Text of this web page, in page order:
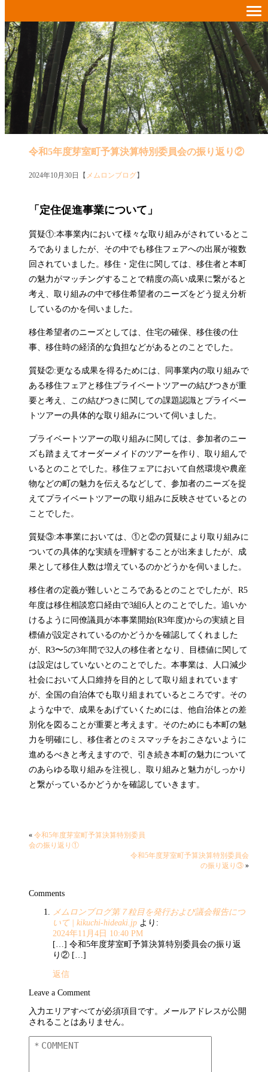
令和5年度芽室町予算決算特別委員会の振り返り②
2024年10月30日【 メムロンブログ】
「定住促進事業について」
質疑①:本事業内において様々な取り組みがされているとこ
ろでありましたが、その中でも移住フェアへの出展が複数
回されていました。移住・定住に関しては、移住者と本町
の魅力がマッチングすることで精度の高い成果に繋がると
考え、取り組みの中で移住希望者のニーズをどう捉え分析
しているのかを伺いました。
移住希望者のニーズとしては、住宅の確保、移住後の仕
事、移住時の経済的な負担などがあるとのことでした。
質疑②:更なる成果を得るためには、同事業内の取り組みで
ある移住フェアと移住プライベートツアーの結びつきが重
要と考え、この結びつきに関しての課題認識とプライベー
トツアーの具体的な取り組みについて伺いました。
プライベートツアーの取り組みに関しては、参加者のニー
ズも踏まえてオーダーメイドのツアーを作り、取り組んで
いるとのことでした。移住フェアにおいて自然環境や農産
物などの町の魅力を伝えるなどして、参加者のニーズを捉
えてプライベートツアーの取り組みに反映させているとの
ことでした。
質疑③:本事業においては、①と②の質疑により取り組みに
ついての具体的な実績を理解することが出来ましたが、成
果として移住人数は増えているのかどうかを伺いました。
移住者の定義が難しいところであるとのことでしたが、R5
年度は移住相談窓口経由で3組6人とのことでした。追いか
けるように同僚議員が本事業開始(R3年度)からの実績と目
標値が設定されているのかどうかを確認してくれました
が、R3〜5の3年間で32人の移住者となり、目標値に関して
は設定はしていないとのことでした。本事業は、人口減少
社会において人口維持を目的として取り組まれています
が、全国の自治体でも取り組まれているところです。その
ような中で、成果をあげていくためには、他自治体との差
別化を図ることが重要と考えます。そのためにも本町の魅
力を明確にし、移住者とのミスマッチをおこさないように
進めるべきと考えますので、引き続き本町の魅力について
のあらゆる取り組みを注視し、取り組みと魅力がしっかり
と繋がっているかどうかを確認していきます。
« 令和5年度芽室町予算決算特別委員
会の振り返り①
令和5年度芽室町予算決算特別委員会
の振り返り③ »
Comments
メムロンブログ第７粒目を発行および議会報告につ
いて | kikuchi-hideaki.jp より:
2024年11月4日 10:40 PM
[…] 令和5年度芽室町予算決算特別委員会の振り返
り② […]
返信
Leave a Comment
入力エリアすべてが必須項目です。メールアドレスが公開
されることはありません。